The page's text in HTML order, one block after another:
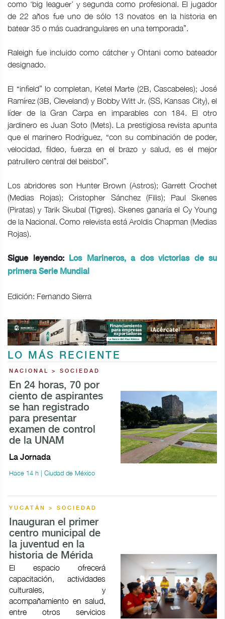
como ‘big leaguer’ y segunda como profesional. El jugador
de 22 años fue uno de sólo 13 novatos en la historia en
batear 35 o más cuadrangulares en una temporada”.
Raleigh fue incluido como cátcher y Ohtani como bateador
designado.
El “infield” lo completan, Ketel Marte (2B, Cascabeles); José
Ramírez (3B, Cleveland) y Bobby Witt Jr. (SS, Kansas City), el
líder de la Gran Carpa en imparables con 184. El otro
jardinero es Juan Soto (Mets). La prestigiosa revista apunta
que el marinero Rodríguez, “con su combinación de poder,
velocidad, fildeo, fuerza en el brazo y salud, es el mejor
patrullero central del beisbol”.
Los abridores son Hunter Brown (Astros); Garrett Crochet
(Medias Rojas); Cristopher Sánchez (Filis); Paul Skenes
(Piratas) y Tarik Skubal (Tigres). Skenes ganaría el Cy Young
de la Nacional. Como relevista está Aroldis Chapman (Medias
Rojas).
Sigue leyendo:
Los Marineros, a dos victorias de su
primera Serie Mundial
Edición: Fernando Sierra
LO MÁS RECIENTE
NACIONAL > SOCIEDAD
En 24 horas, 70 por
ciento de aspirantes
se han registrado
para presentar
examen de control
de la UNAM
La Jornada
Hace 14 h | Ciudad de México
YUCATÁN > SOCIEDAD
Inauguran el primer
centro municipal de
la juventud en la
historia de Mérida
El espacio ofrecerá
capacitación, actividades
culturales, y
acompañamiento en salud,
entre otros servicios